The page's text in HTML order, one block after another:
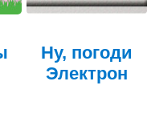
Ну, погоди
Электрон